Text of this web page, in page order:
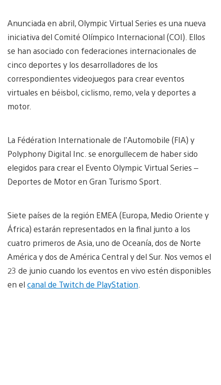
Anunciada en abril, Olympic Virtual Series es una nueva
iniciativa del Comité Olímpico Internacional (COI). Ellos
se han asociado con federaciones internacionales de
cinco deportes y los desarrolladores de los
correspondientes videojuegos para crear eventos
virtuales en béisbol, ciclismo, remo, vela y deportes a
motor.
La Fédération Internationale de l’Automobile (FIA) y
Polyphony Digital Inc. se enorgullecem de haber sido
elegidos para crear el Evento Olympic Virtual Series –
Deportes de Motor en Gran Turismo Sport.
Siete países de la región EMEA (Europa, Medio Oriente y
África) estarán representados en la final junto a los
cuatro primeros de Asia, uno de Oceanía, dos de Norte
América y dos de América Central y del Sur. Nos vemos el
23 de junio cuando los eventos en vivo estén disponibles
en el canal de Twitch de PlayStation